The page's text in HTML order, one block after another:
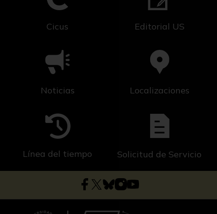
Cicus Editorial US
Noticias Localizaciones
Línea del tiempo Solicitud de Servicio